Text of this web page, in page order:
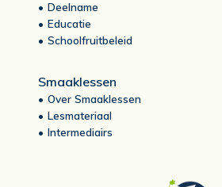
Deelname
Educatie
Schoolfruitbeleid
Smaaklessen
Over Smaaklessen
Lesmateriaal
Intermediairs